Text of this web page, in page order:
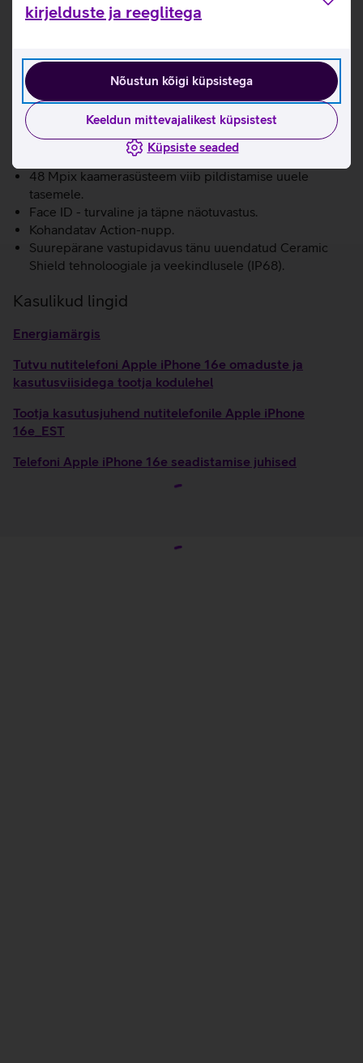
kirjelduste ja reeglitega
Nõustun kõigi küpsistega
Keeldun mittevajalikest küpsistest
Küpsiste seaded
saata sõnumeid ja tarbida voogedastusteenuseid (näiteks
Selleks, et saaksid telefoniga 5G-d kasutada, kontrolli,
kas sinu mobiilipakett toetab 5G-d.Loen lähemalt
6.1-tolline Super Retina XDR ekraan eredusega kuni
Võimsust tagab nutitelefoni kiip A18 koos neljatuumalise
48 Mpix kaamerasüsteem viib pildistamise uuele
tasemele.
Face ID - turvaline ja täpne näotuvastus.
Kohandatav Action-nupp.
Suurepärane vastupidavus tänu uuendatud Ceramic
Shield tehnoloogiale ja veekindlusele (IP68).
Kasulikud lingid
Energiamärgis
Tutvu nutitelefoni Apple iPhone 16e omaduste ja
kasutusviisidega tootja kodulehel
Tootja kasutusjuhend nutitelefonile Apple iPhone
16e_EST
Telefoni Apple iPhone 16e seadistamise juhised